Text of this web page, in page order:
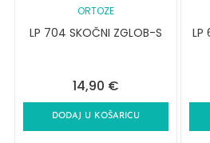
ORTOZE
LP 704 SKOČNI ZGLOB-S
14,90 €
DODAJ U KOŠARICU
LP